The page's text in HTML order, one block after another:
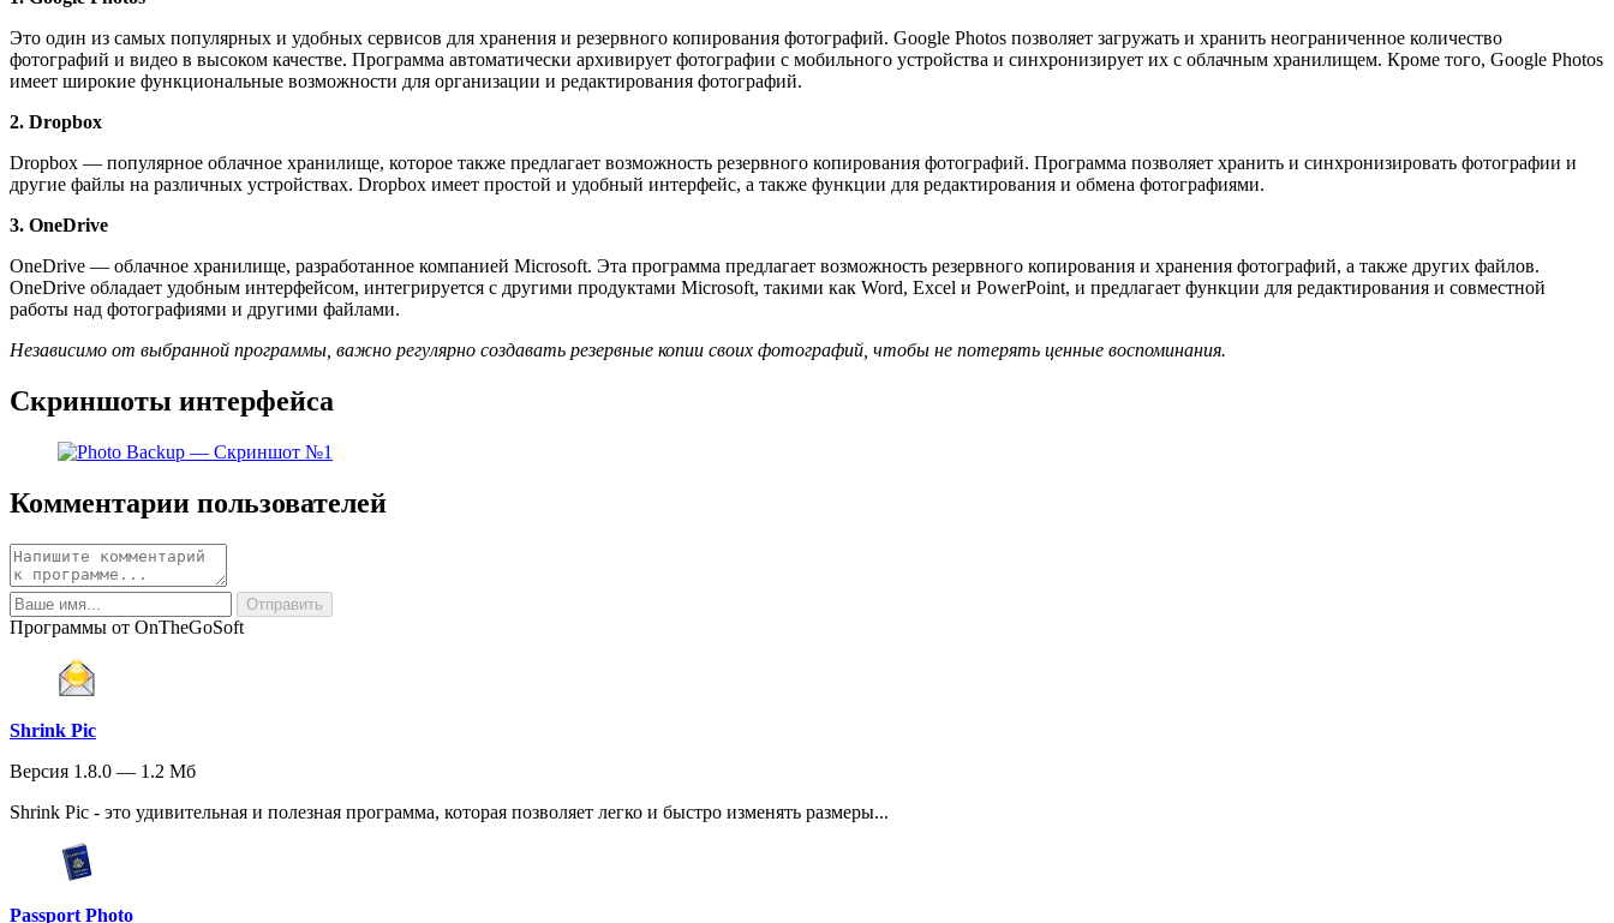
Это один из самых популярных и удобных сервисов для хранения и резервного копирования фотографий. Google Photos позволяет загружать и хранить неограниченное количество
фотографий и видео в высоком качестве. Программа автоматически архивирует фотографии с мобильного устройства и синхронизирует их с облачным хранилищем. Кроме того, Google Photos
имеет широкие функциональные возможности для организации и редактирования фотографий.
2. Dropbox
Dropbox — популярное облачное хранилище, которое также предлагает возможность резервного копирования фотографий. Программа позволяет хранить и синхронизировать фотографии и
другие файлы на различных устройствах. Dropbox имеет простой и удобный интерфейс, а также функции для редактирования и обмена фотографиями.
3. OneDrive
OneDrive — облачное хранилище, разработанное компанией Microsoft. Эта программа предлагает возможность резервного копирования и хранения фотографий, а также других файлов.
OneDrive обладает удобным интерфейсом, интегрируется с другими продуктами Microsoft, такими как Word, Excel и PowerPoint, и предлагает функции для редактирования и совместной
работы над фотографиями и другими файлами.
Независимо от выбранной программы, важно регулярно создавать резервные копии своих фотографий, чтобы не потерять ценные воспоминания.
Скриншоты интерфейса
Комментарии пользователей
Программы от OnTheGoSoft
Shrink Pic
Версия 1.8.0 — 1.2 Мб
Shrink Pic - это удивительная и полезная программа, которая позволяет легко и быстро изменять размеры...
Passport Photo